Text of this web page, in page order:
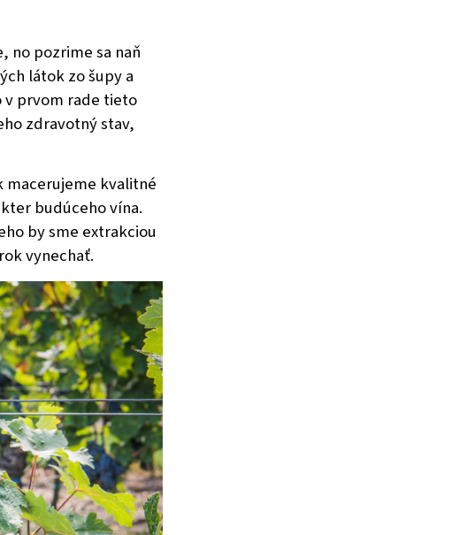
no pozrime sa naň
látok zo šupy a
v prvom rade tieto
zdravotný stav,
macerujeme kvalitné
budúceho vína.
by sme extrakciou
vynechať.